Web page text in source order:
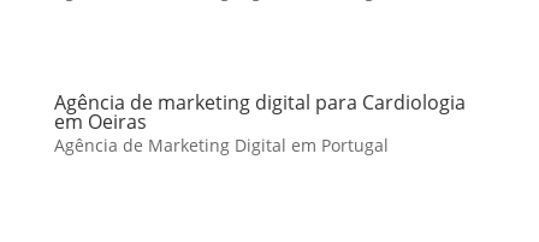
Agência de marketing digital para Cardiologia
em Oeiras
Agência de Marketing Digital em Portugal